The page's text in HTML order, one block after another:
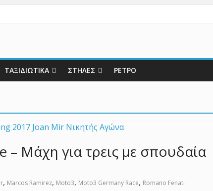
ΤΑΞΙΔΙΩΤΙΚΑ ΣΤΗΛΕΣ ΡΕΤΡΟ
– Μάχη για τρεις με σπουδαία
, Marcos Ramirez, Moto3, Moto3 Germany Race, Romano Fenati